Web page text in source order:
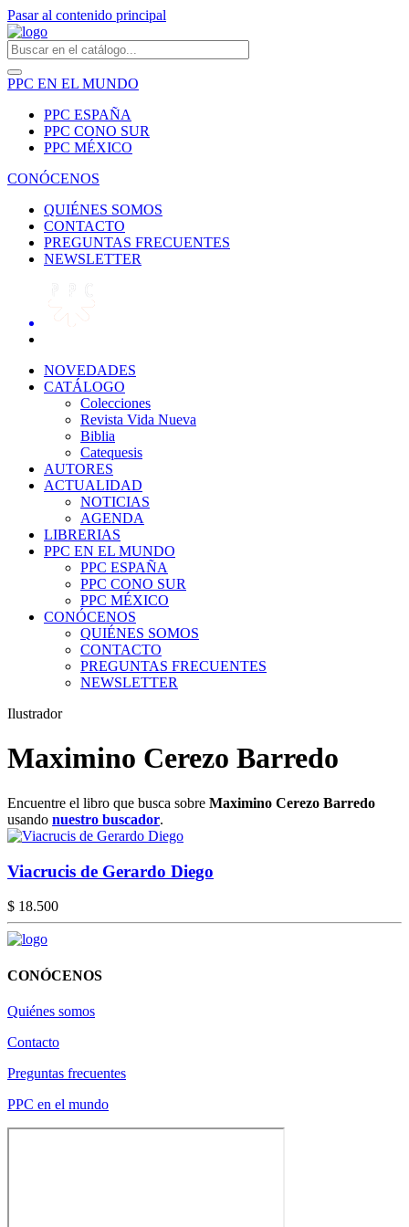
Pasar al contenido principal
PPC EN EL MUNDO
PPC ESPAÑA
PPC CONO SUR
PPC MÉXICO
CONÓCENOS
QUIÉNES SOMOS
CONTACTO
PREGUNTAS FRECUENTES
NEWSLETTER
NOVEDADES
CATÁLOGO
Colecciones
Revista Vida Nueva
Biblia
Catequesis
AUTORES
ACTUALIDAD
NOTICIAS
AGENDA
LIBRERIAS
PPC EN EL MUNDO
PPC ESPAÑA
PPC CONO SUR
PPC MÉXICO
CONÓCENOS
QUIÉNES SOMOS
CONTACTO
PREGUNTAS FRECUENTES
NEWSLETTER
Ilustrador
Maximino Cerezo Barredo
Encuentre el libro que busca sobre Maximino Cerezo Barredo
usando nuestro buscador.
Viacrucis de Gerardo Diego
$ 18.500
CONÓCENOS
Quiénes somos
Contacto
Preguntas frecuentes
PPC en el mundo